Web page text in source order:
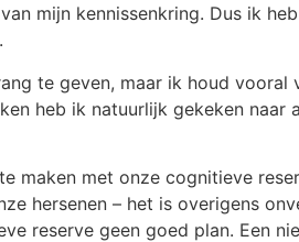
mijn kennissenkring. Dus ik
te geven, maar ik houd vooral
heb ik natuurlijk gekeken naar
maken met onze cognitieve
hersenen – het is overigens
reserve geen goed plan. Een